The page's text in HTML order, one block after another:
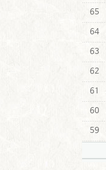
65
64
63
62
61
60
59